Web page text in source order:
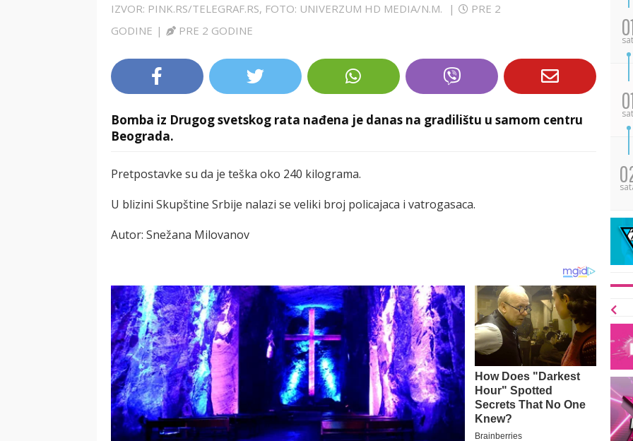
IZVOR: PINK.RS/TELEGRAF.RS, FOTO: UNIVERZUM HD MEDIA/N.M. |
PRE 2
GODINE | PRE 2 GODINE
Bomba iz Drugog svetskog rata nađena je danas na gradilištu u samom centru
Beograda.
Pretpostavke su da je teška oko 240 kilograma.
U blizini Skupštine Srbije nalazi se veliki broj policajaca i vatrogasaca.
Autor: Snežana Milovanov
sat
sat